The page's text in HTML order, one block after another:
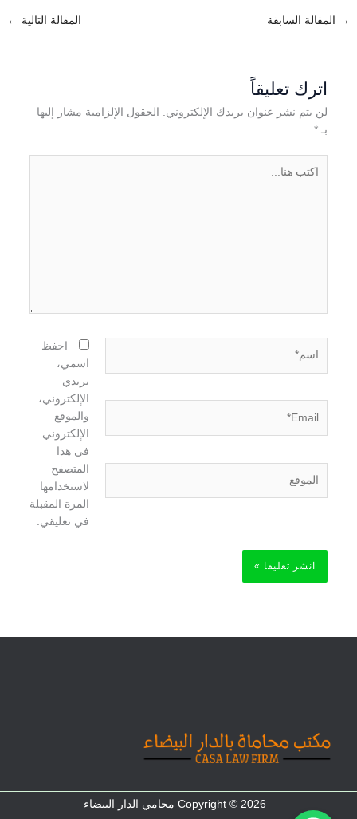
→المقالة السابقة المقالة التالية←
اترك تعليقاً
لن يتم نشر عنوان بريدك الإلكتروني.
الحقول الإلزامية مشار إليها
بـ*
احفظ
اسمي،
بريدي
الإلكتروني،
والموقع
الإلكتروني
في هذا
المتصفح
لاستخدامها
المرة المقبلة
في تعليقي.
Copyright © 2026 محامي الدار البيضاء